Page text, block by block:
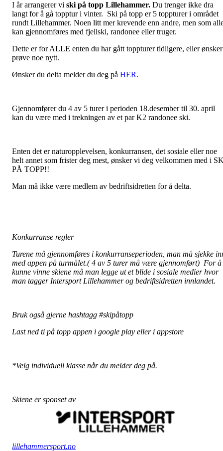
I år arrangerer vi ski på topp Lillehammer. Du trenger ikke dra
langt for å gå topptur i vinter. Ski på topp er 5 toppturer i området
rundt Lillehammer. Noen litt mer krevende enn andre, men som
kan gjennomføres med fjellski, randonee eller truger.
Dette er for ALLE enten du har gått toppturer tidligere, eller ønsker
prøve noe nytt.
Ønsker du delta melder du deg på HER.
Gjennomfører du 4 av 5 turer i perioden 18.desember til 30. april
kan du være med i trekningen av et par K2 randonee ski.
Enten det er naturopplevelsen, konkurransen, det sosiale eller noe
helt annet som frister deg mest, ønsker vi deg velkommen med i
PÅ TOPP!!
Man må ikke være medlem av bedriftsidretten for å delta.
Konkurranse regler
Turene må gjennomføres i konkurranseperioden, man må sjekke
med appen på turmålet.( 4 av 5 turer må være gjennomført) For å
kunne vinne skiene må man legge ut et blide i sosiale medier hvor
man tagger Intersport Lillehammer og bedriftsidretten innlandet.
Bruk også gjerne hashtagg #skipåtopp
Last ned ti på topp appen i google play eller i appstore
*Velg individuell klasse når du melder deg på.
Skiene er sponset av
lillehammersport.no